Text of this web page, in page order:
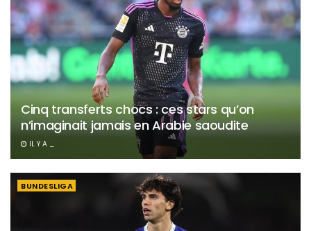
Cinq transferts chocs : ces stars qu’on
n’imaginait jamais en Arabie saoudite
IL Y A _
BUNDESLIGA